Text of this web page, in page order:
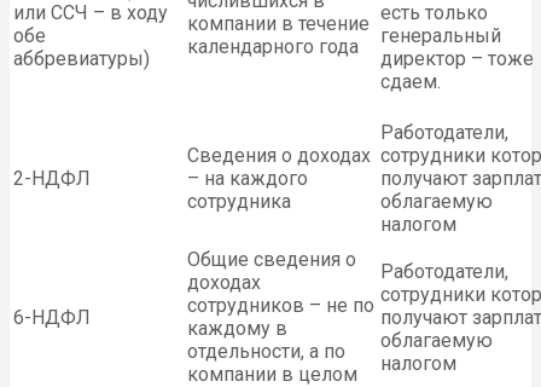
или ССЧ – в ходу
обе
аббревиатуры)
компании в течение
календарного года
есть только
генеральный
директор – тоже
сдаем.
2-НДФЛ
Сведения о доходах
– на каждого
сотрудника
Работодатели,
сотрудники
получают
облагаемую
налогом
6-НДФЛ
Общие сведения о
доходах
сотрудников – не по
каждому в
отдельности, а по
компании в целом
Работодатели,
сотрудники
получают
облагаемую
налогом